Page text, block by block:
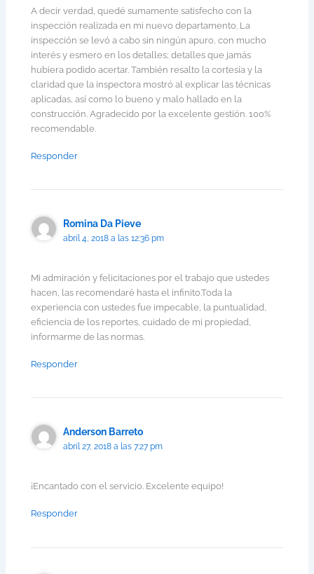
A decir verdad, quedé sumamente satisfecho con la
inspección realizada en mi nuevo departamento. La
inspección se levó a cabo sin ningún apuro, con mucho
interés y esmero en los detalles; detalles que jamás
hubiera podido acertar. También resalto la cortesía y la
claridad que la inspectora mostró al explicar las técnicas
aplicadas, así como lo bueno y malo hallado en la
construcción. Agradecido por la excelente gestión. 100%
recomendable.
Responder
Romina Da Pieve
abril 4, 2018 a las 12:36 pm
Mi admiración y felicitaciones por el trabajo que ustedes
hacen, las recomendaré hasta el infinito.Toda la
experiencia con ustedes fue impecable, la puntualidad,
eficiencia de los reportes, cuidado de mi propiedad,
informarme de las normas.
Responder
Anderson Barreto
abril 27, 2018 a las 7:27 pm
¡Encantado con el servicio. Excelente equipo!
Responder